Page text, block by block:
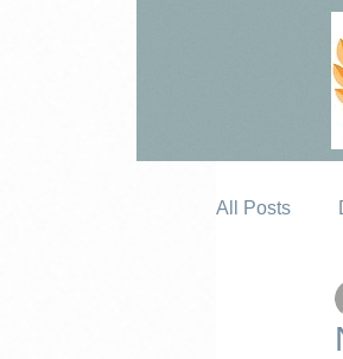
All Posts